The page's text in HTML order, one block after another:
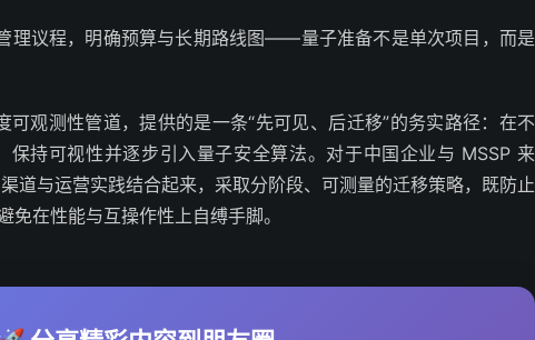
议程，明确预算与长期路线图——量子准备不是单次项目，而是
观测性管道，提供的是一条“先可见、后迁移”的务实路径：在不
保持可视性并逐步引入量子安全算法。对于中国企业与 MSSP 来
道与运营实践结合起来，采取分阶段、可测量的迁移策略，既防止
免在性能与互操作性上自缚手脚。